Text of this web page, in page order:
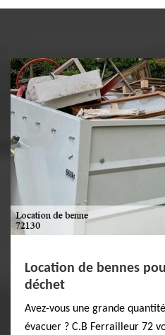
Location de bennes
déchet
Avez-vous une grande
évacuer ? C.B Ferrailleur 72